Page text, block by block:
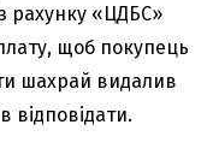
рахунку «ЦДБС»
щоб покупець
шахрай видалив
відповідати.